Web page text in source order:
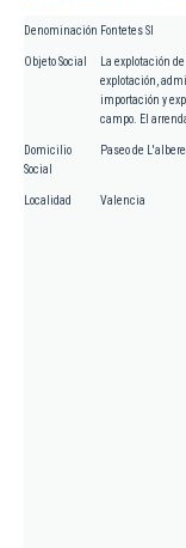
Denominación Fontetes Sl
Objeto Social
La explotación
explotación,
importación y
campo. El
Domicilio
Social
Paseo de
Localidad Valencia